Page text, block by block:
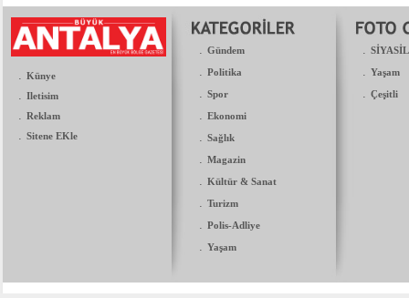
. Künye
. Iletisim
. Reklam
. Sitene EKle
. Gündem
. Politika
. Spor
. Ekonomi
. Sağlık
. Magazin
. Kültür & Sanat
. Turizm
. Polis-Adliye
. Yaşam
.
. Yaşam
. Çeşitli